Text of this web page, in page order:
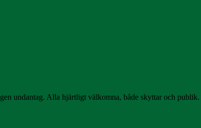
undantag. Alla hjärtligt välkomna, både skyttar och publik.